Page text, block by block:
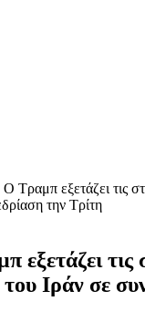
Τραμπ εξετάζει τις
την Τρίτη
τις
του Ιράν σε